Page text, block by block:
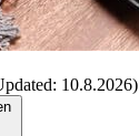
10.8.2026)